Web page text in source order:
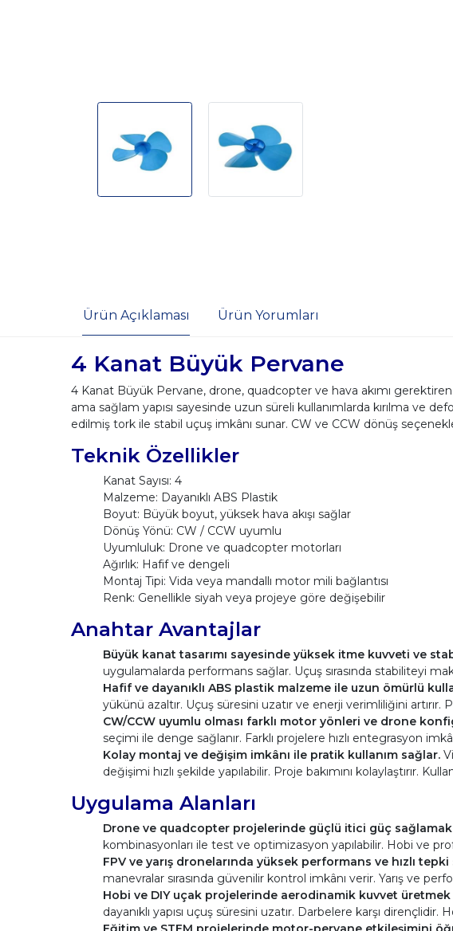
Ürün Açıklaması Ürün Yorumları
4 Kanat Büyük Pervane
4 Kanat Büyük Pervane, drone, quadcopter ve hava akımı
ama sağlam yapısı sayesinde uzun süreli kullanımlarda kırılma ve
edilmiş tork ile stabil uçuş imkânı sunar. CW ve CCW dönüş
Teknik Özellikler
Kanat Sayısı: 4
Malzeme: Dayanıklı ABS Plastik
Boyut: Büyük boyut, yüksek hava akışı sağlar
Dönüş Yönü: CW / CCW uyumlu
Uyumluluk: Drone ve quadcopter motorları
Ağırlık: Hafif ve dengeli
Montaj Tipi: Vida veya mandallı motor mili bağlantısı
Renk: Genellikle siyah veya projeye göre değişebilir
Anahtar Avantajlar
Büyük kanat tasarımı sayesinde yüksek itme kuvveti ve
uygulamalarda performans sağlar. Uçuş sırasında stabiliteyi
Hafif ve dayanıklı ABS plastik malzeme ile uzun ömürlü
yükünü azaltır. Uçuş süresini uzatır ve enerji verimliliğini
CW/CCW uyumlu olması farklı motor yönleri ve drone
seçimi ile denge sağlanır. Farklı projelere hızlı entegrasyon
Kolay montaj ve değişim imkânı ile pratik kullanım sağlar.
değişimi hızlı şekilde yapılabilir. Proje bakımını kolaylaştırır.
Uygulama Alanları
Drone ve quadcopter projelerinde güçlü itici güç sağlamak
kombinasyonları ile test ve optimizasyon yapılabilir. Hobi ve
FPV ve yarış dronelarında yüksek performans ve hızlı tepki
manevralar sırasında güvenilir kontrol imkânı verir. Yarış ve
Hobi ve DIY uçak projelerinde aerodinamik kuvvet üretmek
dayanıklı yapısı uçuş süresini uzatır. Darbelere karşı